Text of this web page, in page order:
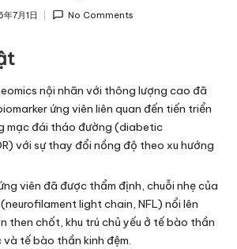
7月1日 No Comments
nội nhãn với thông lượng cao đã
ứng viên liên quan đến tiến triển
mạc đái tháo đường (diabetic
với sự thay đổi nồng độ theo xu hướng
viên đã được thẩm định, chuỗi nhẹ của
light chain, NFL) nổi lên
then chốt, khu trú chủ yếu ở tế bào thần
và tế bào thần kinh đệm.